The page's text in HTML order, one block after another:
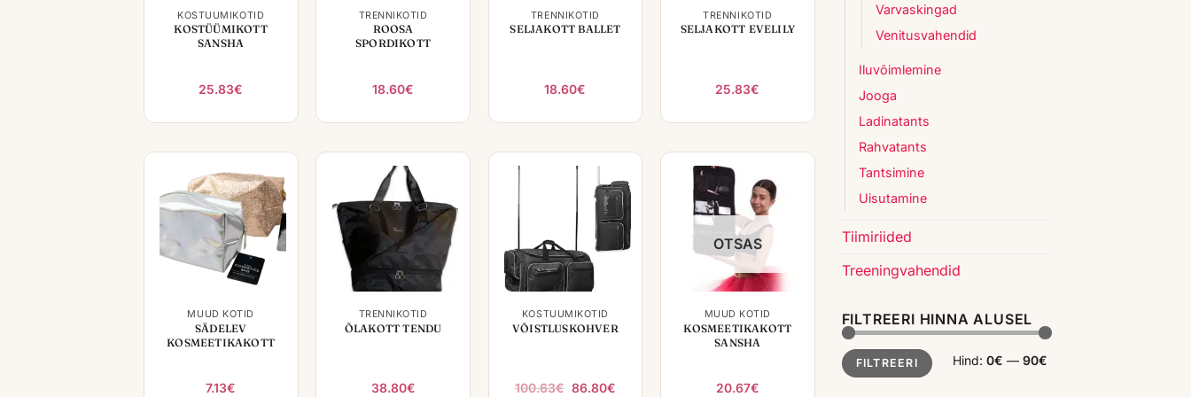
KOSTÜÜMIKOTID
KOSTÜÜMIKOTT
SANSHA
25.83€
TRENNIKOTID
ROOSA
SPORDIKOTT
18.60€
TRENNIKOTID
SELJAKOTT BALLET
18.60€
TRENNIKOTID
SELJAKOTT EVELILY
25.83€
MUUD KOTID
SÄDELEV
KOSMEETIKAKOTT
7.13€
+
TRENNIKOTID
ÕLAKOTT TENDU
38.80€
+
KOSTÜÜMIKOTID
VÕISTLUSKOHVER
100.63€ Algne
86.80€
OTSAS
MUUD KOTID
KOSMEETIKAKOTT
SANSHA
20.67€
Varvaskingad
Venitusvahendid
Iluvõimlemine
Jooga
Ladinatants
Rahvatants
Tantsimine
Uisutamine
Tiimiriided
Treeningvahendid
FILTREERI HINNA ALUSEL
Minimaalne
hind
Maksimaalne
hindFILTREERI Hind: 0€ — 90€